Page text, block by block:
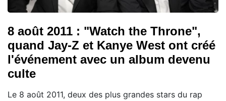
8 août 2011 : "Watch the Throne",
quand Jay-Z et Kanye West ont créé
l'événement avec un album devenu
culte
Le 8 août 2011, deux des plus grandes stars du rap